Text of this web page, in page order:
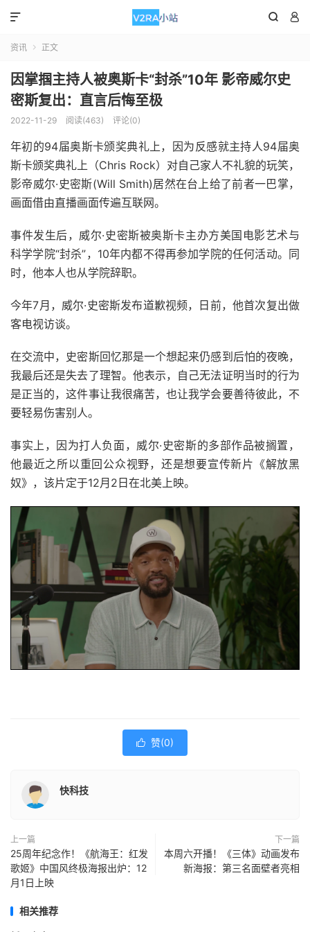
 

资讯  正文
因掌掴主持人被奥斯卡“封杀”10年 影帝威尔史
密斯复出：直言后悔至极
2022-11-29 阅读(463) 评论(0)
年初的94届奥斯卡颁奖典礼上，因为反感就主持人94届奥
斯卡颁奖典礼上（Chris Rock）对自己家人不礼貌的玩笑，
影帝威尔·史密斯(Will Smith)居然在台上给了前者一巴掌，
画面借由直播画面传遍互联网。
事件发生后，威尔·史密斯被奥斯卡主办方美国电影艺术与
科学学院“封杀”，10年内都不得再参加学院的任何活动。同
时，他本人也从学院辞职。
今年7月，威尔·史密斯发布道歉视频，日前，他首次复出做
客电视访谈。
在交流中，史密斯回忆那是一个想起来仍感到后怕的夜晚，
我最后还是失去了理智。他表示，自己无法证明当时的行为
是正当的，这件事让我很痛苦，也让我学会要善待彼此，不
要轻易伤害别人。
事实上，因为打人负面，威尔·史密斯的多部作品被搁置，
他最近之所以重回公众视野，还是想要宣传新片《解放黑
奴》，该片定于12月2日在北美上映。
 赞(0)
快科技
上一篇
25周年纪念作！《航海王：红发
歌姬》中国风终极海报出炉：12
月1日上映
下一篇
本周六开播！《三体》动画发布
新海报：第三名面壁者亮相
相关推荐